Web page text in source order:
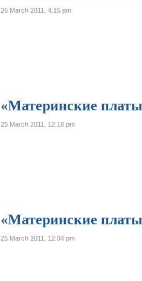
26 March 2011, 4:15 pm
«Материнские
25 March 2011, 12:18 pm
«Материнские
25 March 2011, 12:04 pm